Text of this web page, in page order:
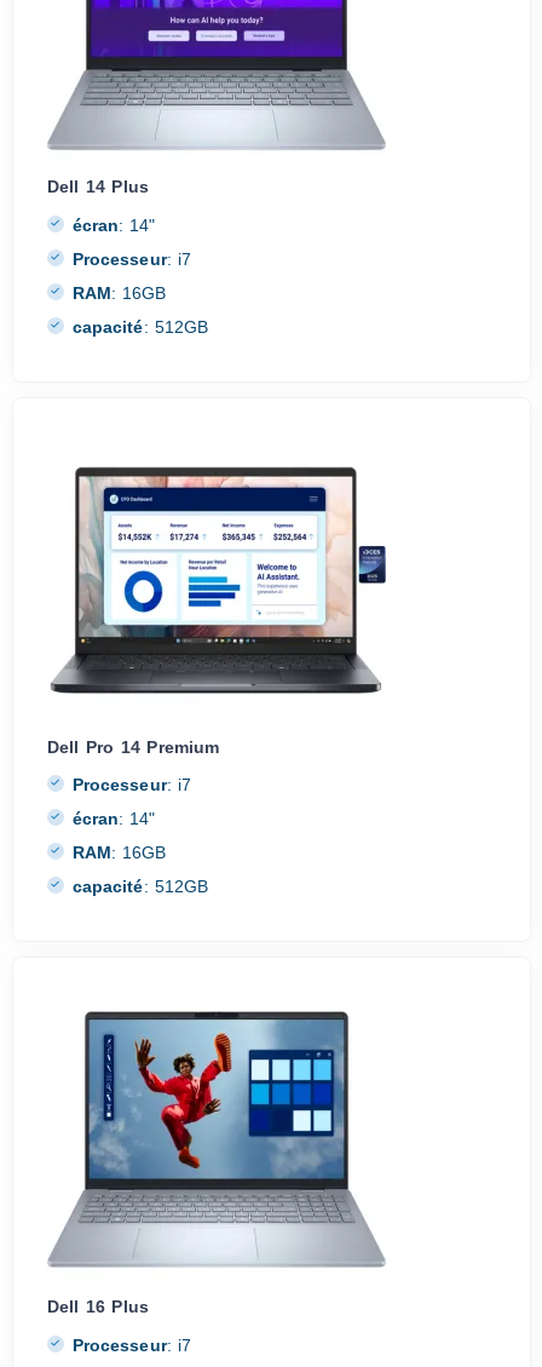
Dell 14 Plus
écran: 14"
Processeur: i7
RAM: 16GB
capacité: 512GB
Dell Pro 14 Premium
Processeur: i7
écran: 14"
RAM: 16GB
capacité: 512GB
Dell 16 Plus
Processeur: i7